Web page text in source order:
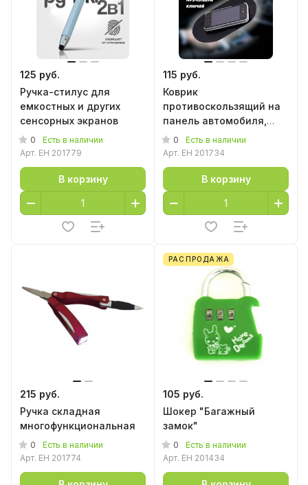
125 руб.
Ручка-стилус для
емкостных и других
сенсорных экранов
0
Есть в наличии
Арт. EH 201779
В корзину
115 руб.
Коврик
противоскользящий на
панель автомобиля,
12*18 см
0
Есть в наличии
Арт. EH 201734
В корзину
215 руб.
Ручка складная
многофункциональная
0
Есть в наличии
Арт. EH 201774
РАСПРОДАЖА
105 руб.
Шокер "Багажный
замок"
0
Есть в наличии
Арт. EH 201434